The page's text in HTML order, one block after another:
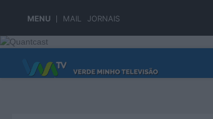
MENU MAIL JORNAIS
Skip to content